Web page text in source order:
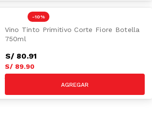
-10 %
Vino Tinto Primitivo Corte Fiore Botella
750ml
S/ 80.91
S/ 89.90
S/